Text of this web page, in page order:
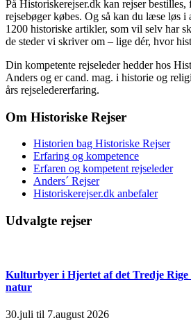
På Historiskerejser.dk kan rejser bestilles,
rejsebøger købes. Og så kan du læse løs i
1200 historiske artikler, som vil selv har
de steder vi skriver om – lige dér, hvor
Din kompetente rejseleder hedder hos
Anders og er cand. mag. i historie og
års rejseledererfaring.
Om Historiske Rejser
Historien bag Historiske Rejser
Erfaring og kompetence
Erfaren og kompetent rejseleder
Anders´ Rejser
Historiskerejser.dk anbefaler
Udvalgte rejser
Kulturbyer i Hjertet af det Tredje Rige
natur
30.juli til 7.august 2026